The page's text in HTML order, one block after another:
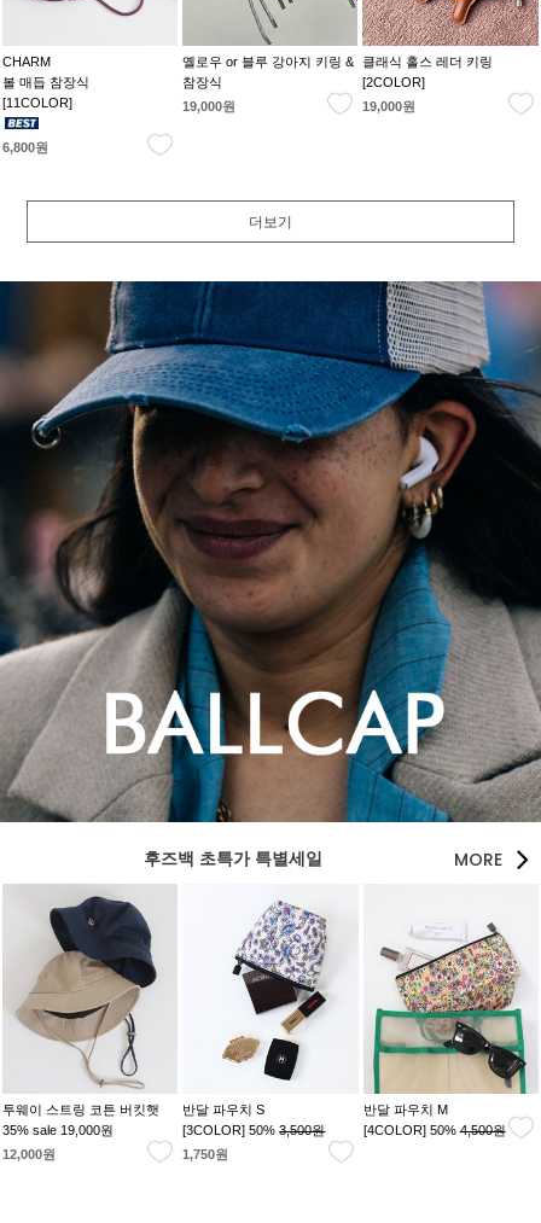
CHARM
볼 매듭 참장식
[11COLOR]
6,800원
옐로우 or 블루 강아지 키링 &
참장식
19,000원
클래식 홀스 레더 키링
[2COLOR]
19,000원
더보기
후즈백 초특가 특별세일 MORE
투웨이 스트링 코튼 버킷햇
35% sale 19,000원
12,000원
반달 파우치 S
[3COLOR] 50%3,500원
1,750원
반달 파우치 M
[4COLOR] 50%4,500원